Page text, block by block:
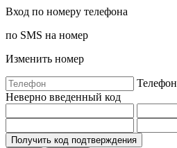
Вход по номеру телефона
по SMS на номер
Изменить номер
Телефон
Неверно введенный код
Получить код подтверждения